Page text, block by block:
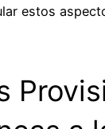
estos